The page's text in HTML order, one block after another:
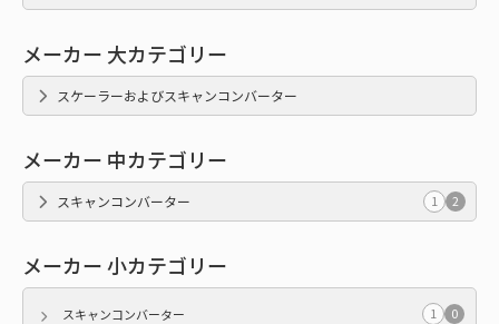
メーカー 大カテゴリー
スケーラーおよびスキャンコンバーター
メーカー 中カテゴリー
スキャンコンバーター 1 2
メーカー 小カテゴリー
スキャンコンバーター 1 0